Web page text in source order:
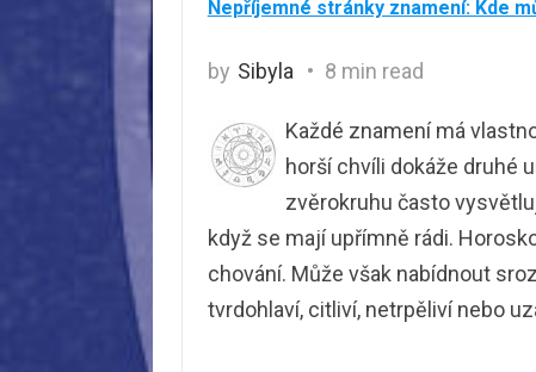
Nepříjemné stránky znamení: Kde
by Sibyla 8 min read
Každé znamení má
horší chvíli dokáže druhé
zvěrokruhu často
když se mají upřímně rádi.
chování. Může však nabídnout
tvrdohlaví, citliví, netrpěliví nebo